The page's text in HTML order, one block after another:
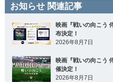
お知らせ 関連記事
映画『戦いの向こう
布決定！
2026年8月7日
映画『戦いの向こう
催決定！
2026年8月7日